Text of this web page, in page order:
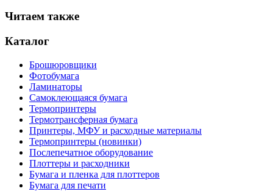
Читаем также
Каталог
Брошюровщики
Фотобумага
Ламинаторы
Самоклеющаяся бумага
Термопринтеры
Термотрансферная бумага
Принтеры, МФУ и расходные материалы
Термопринтеры (новинки)
Послепечатное оборудование
Плоттеры и расходники
Бумага и пленка для плоттеров
Бумага для печати